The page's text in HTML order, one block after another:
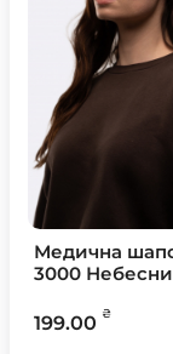
Медична
3000
199.00 ₴